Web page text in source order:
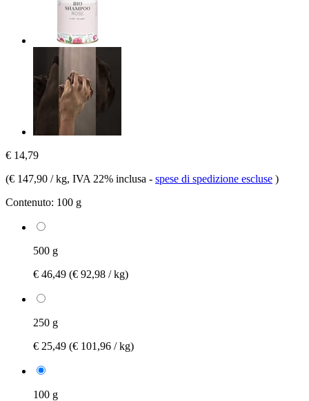
€ 14,79
(€ 147,90 / kg, IVA 22% inclusa - spese di spedizione escluse )
Contenuto: 100 g
500 g
€ 46,49 (€ 92,98 / kg)
250 g
€ 25,49 (€ 101,96 / kg)
100 g